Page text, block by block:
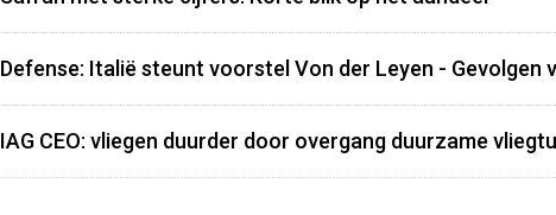
Defense: Italië steunt voorstel Von der Leyen - Gevolgen
IAG CEO: vliegen duurder door overgang duurzame